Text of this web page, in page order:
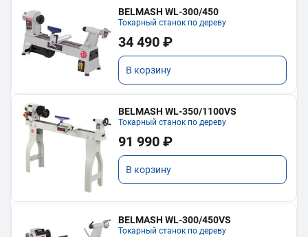
BELMASH WL-300/450
Токарный станок по дереву
34 490 ₽
В корзину
BELMASH WL-350/1100VS
Токарный станок по дереву
91 990 ₽
В корзину
BELMASH WL-300/450VS
Токарный станок по дереву